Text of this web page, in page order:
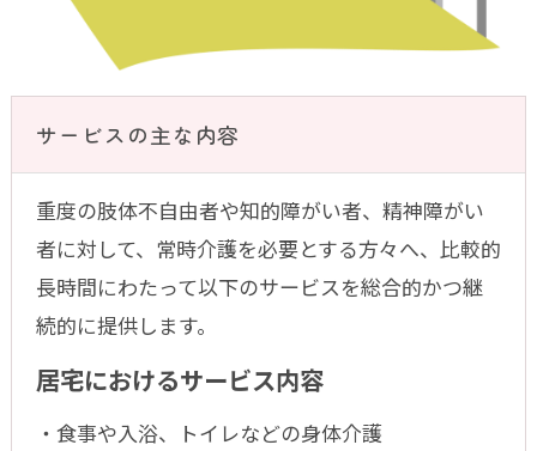
サービスの主な内容
重度の肢体不自由者や知的障がい者、精神障がい
者に対して、常時介護を必要とする方々へ、比較的
長時間にわたって以下のサービスを総合的かつ継
続的に提供します。
居宅におけるサービス内容
・食事や入浴、トイレなどの身体介護